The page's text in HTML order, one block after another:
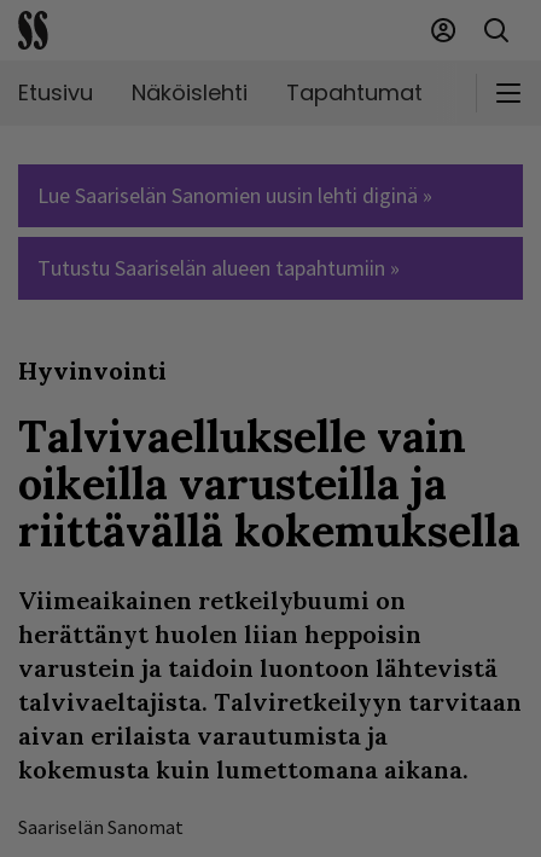
Etusivu Näköislehti Tapahtumat
Lue Saariselän Sanomien uusin lehti diginä »
Tutustu Saariselän alueen tapahtumiin »
Hyvinvointi
Talvivaellukselle vain
oikeilla varusteilla ja
riittävällä kokemuksella
Viimeaikainen retkeilybuumi on
herättänyt huolen liian heppoisin
varustein ja taidoin luontoon lähtevistä
talvivaeltajista. Talviretkeilyyn tarvitaan
aivan erilaista varautumista ja
kokemusta kuin lumettomana aikana.
Saariselän Sanomat